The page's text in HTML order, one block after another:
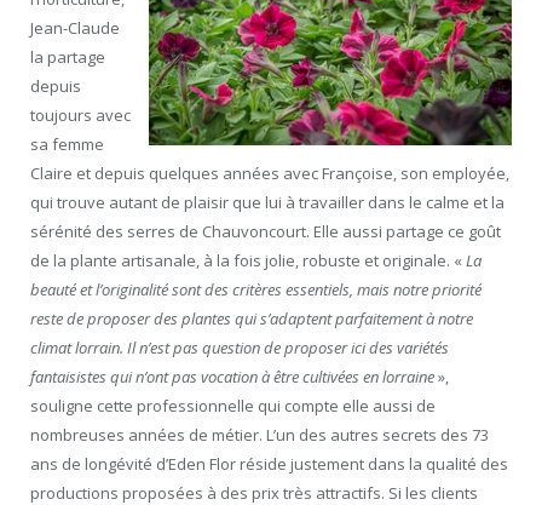
Jean-Claude
la partage
depuis
toujours avec
sa femme
Claire et depuis quelques années avec Françoise, son employée,
qui trouve autant de plaisir que lui à travailler dans le calme et la
sérénité des serres de Chauvoncourt. Elle aussi partage ce goût
de la plante artisanale, à la fois jolie, robuste et originale. «La
beauté et l’originalité sont des critères essentiels, mais notre priorité
reste de proposer des plantes qui s’adaptent parfaitement à notre
climat lorrain. Il n’est pas question de proposer ici des variétés
fantaisistes qui n’ont pas vocation à être cultivées en lorraine»,
souligne cette professionnelle qui compte elle aussi de
nombreuses années de métier. L’un des autres secrets des 73
ans de longévité d’Eden Flor réside justement dans la qualité des
productions proposées à des prix très attractifs. Si les clients